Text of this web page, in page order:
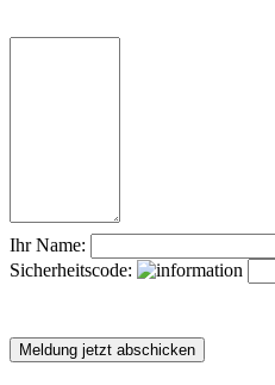
Ihr Name:
Sicherheitscode: